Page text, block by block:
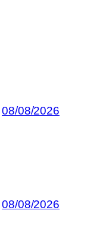
08/08/2026
08/08/2026